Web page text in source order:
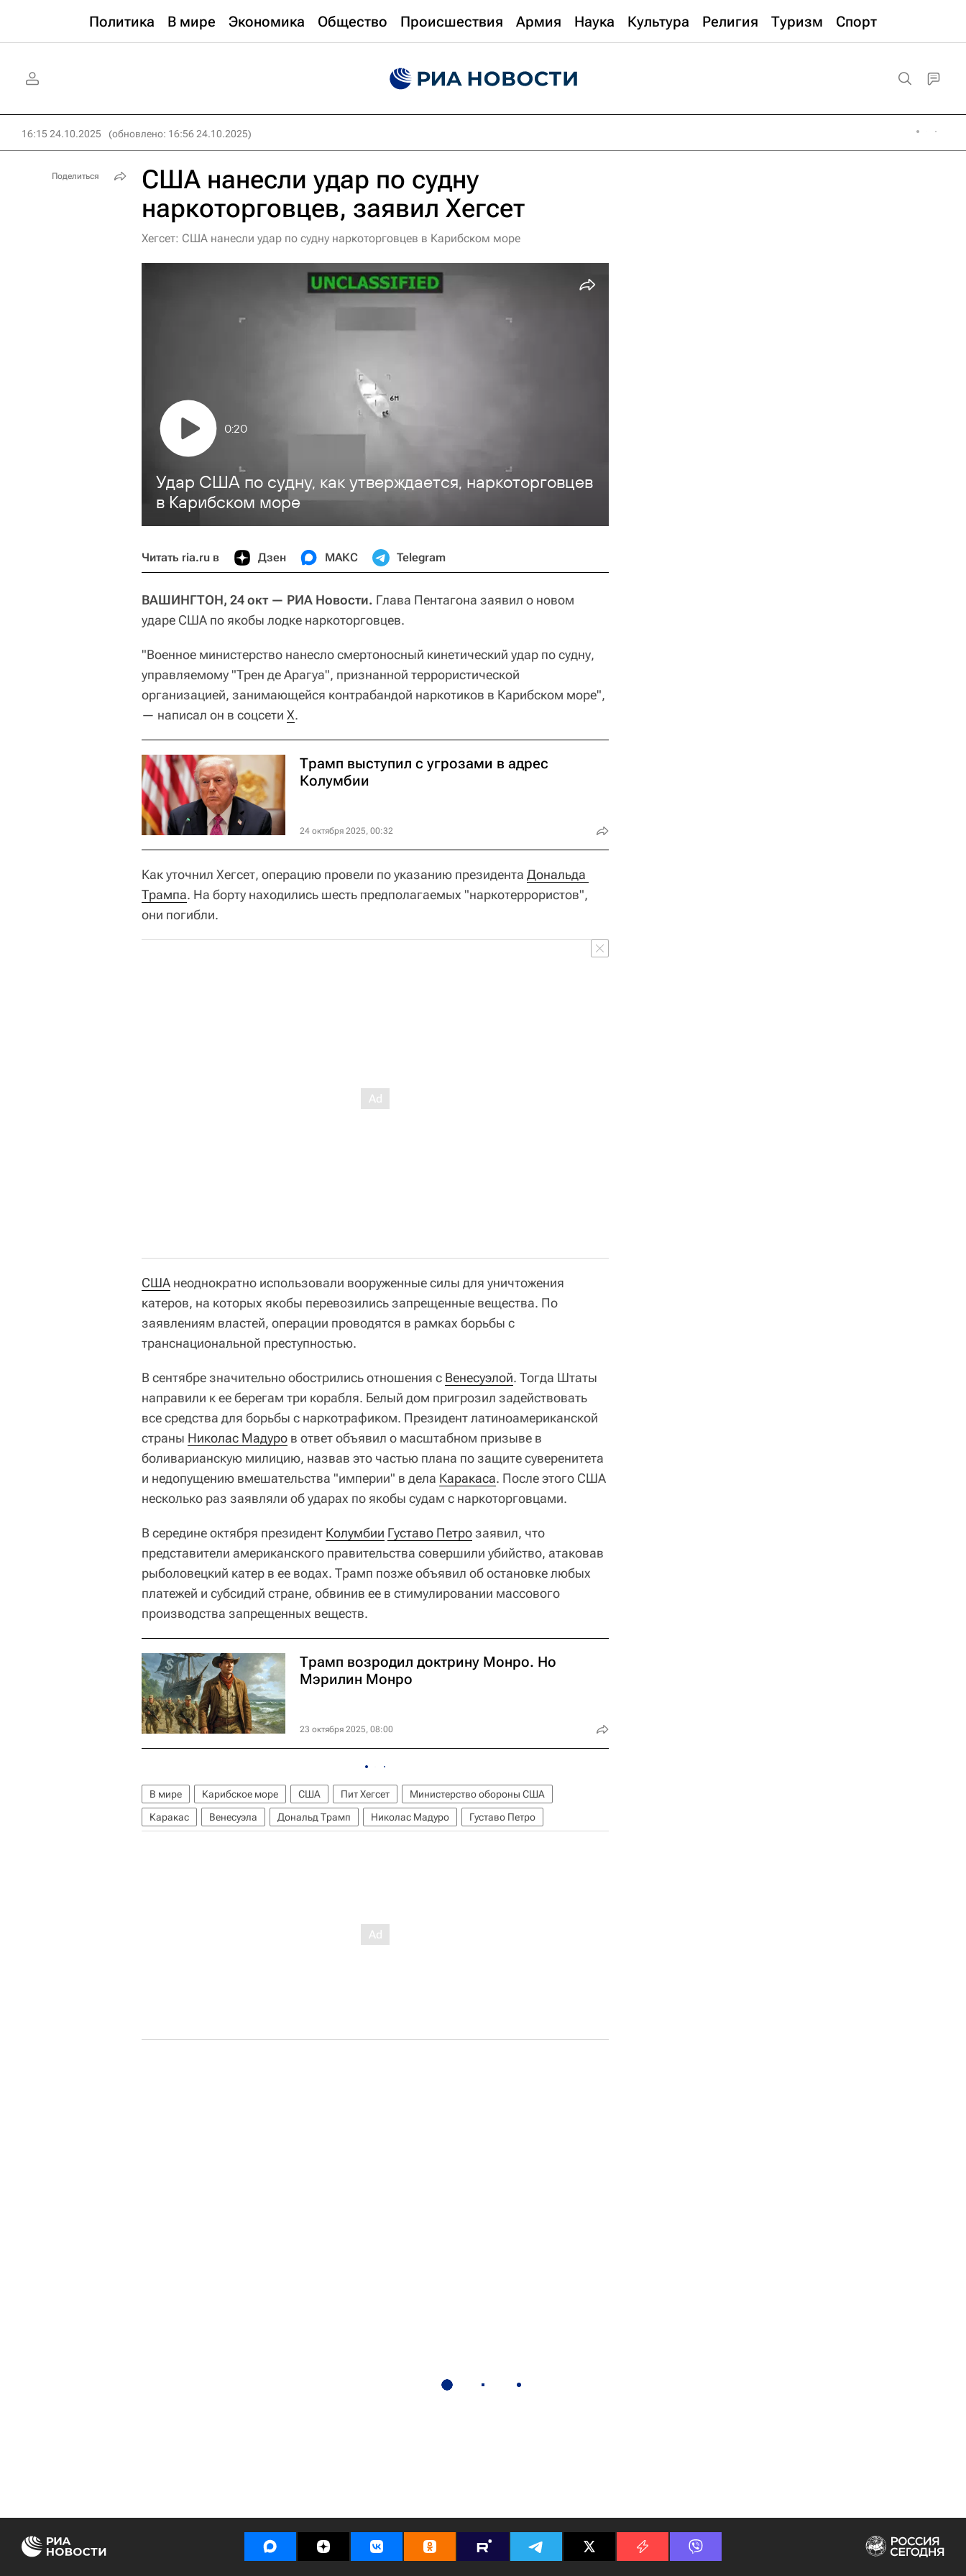
Политика В мире Экономика Общество Происшествия Армия Наука Культура Религия Туризм Спорт
16:15 24.10.2025 (обновлено: 16:56 24.10.2025)
США нанесли удар по судну
наркоторговцев, заявил Хегсет
Хегсет: США нанесли удар по судну наркоторговцев в Карибском море
Удар США по судну, как утверждается, наркоторговцев
в Карибском море
0:20
Читать ria.ru в Дзен МАКС Telegram
ВАШИНГТОН, 24 окт — РИА Новости. Глава Пентагона заявил о новом
ударе США по якобы лодке наркоторговцев.
"Военное министерство нанесло смертоносный кинетический удар по судну,
управляемому "Трен де Арагуа", признанной террористической
организацией, занимающейся контрабандой наркотиков в Карибском море",
— написал он в соцсети X.
Трамп выступил с угрозами в адрес
Колумбии
24 октября 2025, 00:32
Как уточнил Хегсет, операцию провели по указанию президента Дональда
Трампа. На борту находились шесть предполагаемых "наркотеррористов",
они погибли.
США неоднократно использовали вооруженные силы для уничтожения
катеров, на которых якобы перевозились запрещенные вещества. По
заявлениям властей, операции проводятся в рамках борьбы с
транснациональной преступностью.
В сентябре значительно обострились отношения с Венесуэлой. Тогда Штаты
направили к ее берегам три корабля. Белый дом пригрозил задействовать
все средства для борьбы с наркотрафиком. Президент латиноамериканской
страны Николас Мадуро в ответ объявил о масштабном призыве в
боливарианскую милицию, назвав это частью плана по защите суверенитета
и недопущению вмешательства "империи" в дела Каракаса. После этого США
несколько раз заявляли об ударах по якобы судам с наркоторговцами.
В середине октября президент Колумбии Густаво Петрозаявил, что
представители американского правительства совершили убийство, атаковав
рыболовецкий катер в ее водах. Трамп позже объявил об остановке любых
платежей и субсидий стране, обвинив ее в стимулировании массового
производства запрещенных веществ.
Трамп возродил доктрину Монро. Но
Мэрилин Монро
23 октября 2025, 08:00
В мире Карибское море США Пит Хегсет
Министерство обороны США
Каракас
Венесуэла Дональд Трамп Николас Мадуро Густаво Петро
Поделиться